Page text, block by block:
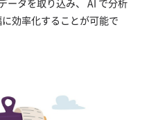
ータを取り込み、 AI で分析
効率化することが可能で